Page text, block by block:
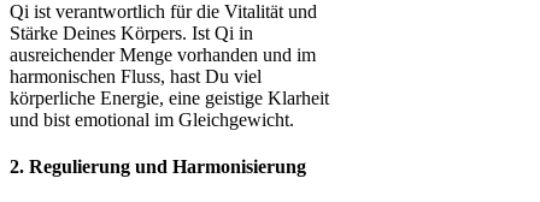
Qi ist verantwortlich für die Vitalität und
Stärke Deines Körpers. Ist Qi in
ausreichender Menge vorhanden und im
harmonischen Fluss, hast Du viel
körperliche Energie, eine geistige Klarheit
und bist emotional im Gleichgewicht.
2. Regulierung und Harmonisierung